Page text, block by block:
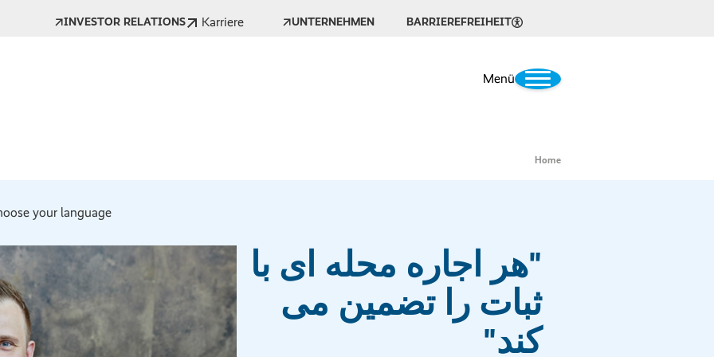
BARRIEREFREIHEIT
UNTERNEHMEN
Karriere
INVESTOR RELATIONS
Menü
Home
your language *
"هر اجاره محله ای با
ثبات را تضمین می
کند"